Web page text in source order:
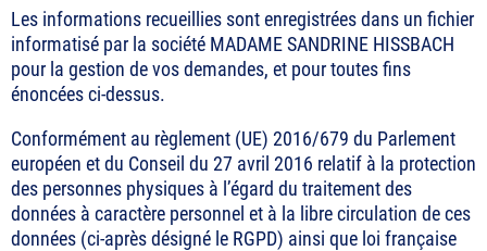
Les informations recueillies sont enregistrées dans un fichier
informatisé par la société MADAME SANDRINE HISSBACH
pour la gestion de vos demandes, et pour toutes fins
énoncées ci-dessus.
Conformément au règlement (UE) 2016/679 du Parlement
européen et du Conseil du 27 avril 2016 relatif à la protection
des personnes physiques à l’égard du traitement des
données à caractère personnel et à la libre circulation de ces
données (ci-après désigné le RGPD) ainsi que loi française